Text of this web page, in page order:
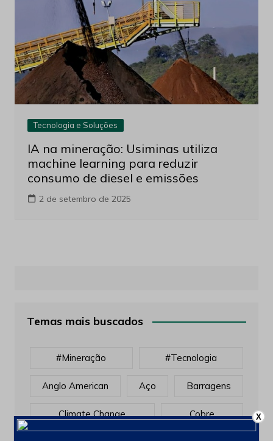
Tecnologia e Soluções
IA na mineração: Usiminas utiliza
machine learning para reduzir
consumo de diesel e emissões
2 de setembro de 2025
Temas mais buscados
#mineração #tecnologia
Anglo American Aço Barragens
Climate Change Cobre X